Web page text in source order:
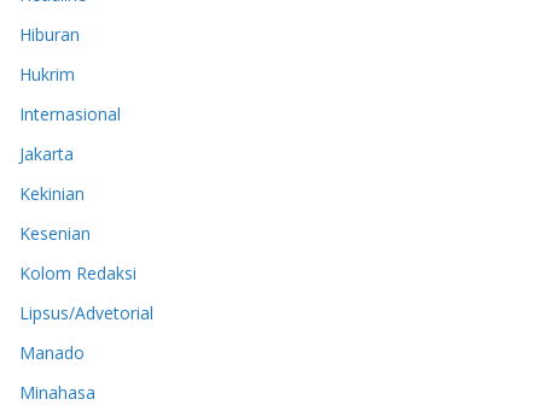
Hiburan
Hukrim
Internasional
Jakarta
Kekinian
Kesenian
Kolom Redaksi
Lipsus/Advetorial
Manado
Minahasa